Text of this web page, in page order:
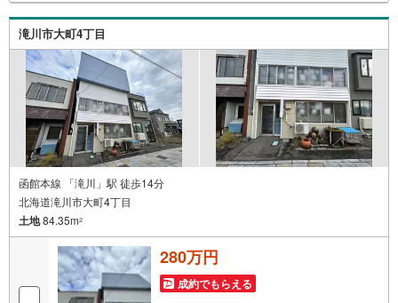
滝川市大町4丁目
函館本線 「滝川」駅 徒歩14分
北海道滝川市大町4丁目
土地84.35m2
280万円
成約でもらえる